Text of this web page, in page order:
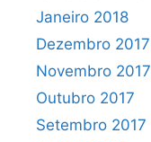
Janeiro 2018
Dezembro 2017
Novembro 2017
Outubro 2017
Setembro 2017